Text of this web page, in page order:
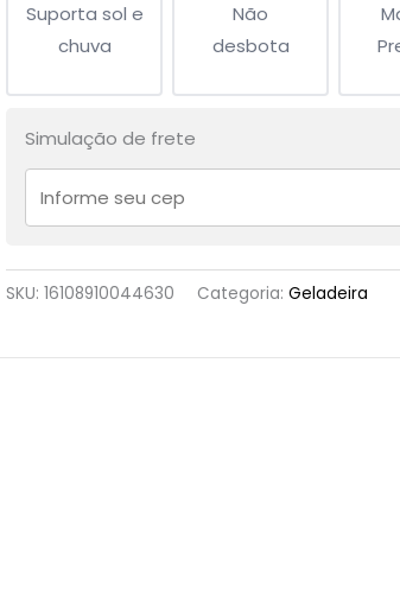
Suporta sol e
chuva
Não
desbota
Simulação de frete
SKU: 16108910044630 Categoria: Geladeira